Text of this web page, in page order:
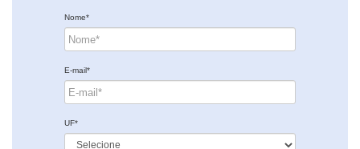
Nome*
E-mail*
UF*